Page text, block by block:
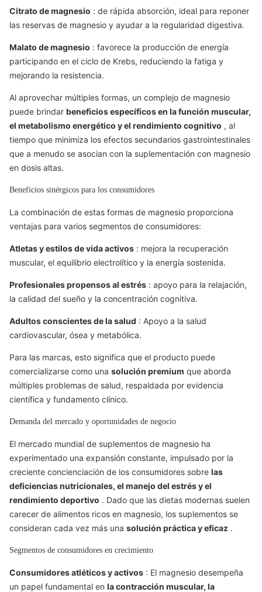
Citrato de magnesio : de rápida absorción, ideal para reponer
las reservas de magnesio y ayudar a la regularidad digestiva.
Malato de magnesio : favorece la producción de energía
participando en el ciclo de Krebs, reduciendo la fatiga y
mejorando la resistencia.
Al aprovechar múltiples formas, un complejo de magnesio
puede brindar beneficios específicos en la función muscular,
el metabolismo energético y el rendimiento cognitivo , al
tiempo que minimiza los efectos secundarios gastrointestinales
que a menudo se asocian con la suplementación con magnesio
en dosis altas.
Beneficios sinérgicos para los consumidores
La combinación de estas formas de magnesio proporciona
ventajas para varios segmentos de consumidores:
Atletas y estilos de vida activos : mejora la recuperación
muscular, el equilibrio electrolítico y la energía sostenida.
Profesionales propensos al estrés : apoyo para la relajación,
la calidad del sueño y la concentración cognitiva.
Adultos conscientes de la salud : Apoyo a la salud
cardiovascular, ósea y metabólica.
Para las marcas, esto significa que el producto puede
comercializarse como una solución premium que aborda
múltiples problemas de salud, respaldada por evidencia
científica y fundamento clínico.
Demanda del mercado y oportunidades de negocio
El mercado mundial de suplementos de magnesio ha
experimentado una expansión constante, impulsado por la
creciente concienciación de los consumidores sobre las
deficiencias nutricionales, el manejo del estrés y el
rendimiento deportivo . Dado que las dietas modernas suelen
carecer de alimentos ricos en magnesio, los suplementos se
consideran cada vez más una solución práctica y eficaz .
Segmentos de consumidores en crecimiento
Consumidores atléticos y activos : El magnesio desempeña
un papel fundamental en la contracción muscular, la